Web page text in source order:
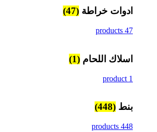
ادوات خراطة (47)
47 products
اسلاك اللحام (1)
1 product
بنط (448)
448 products